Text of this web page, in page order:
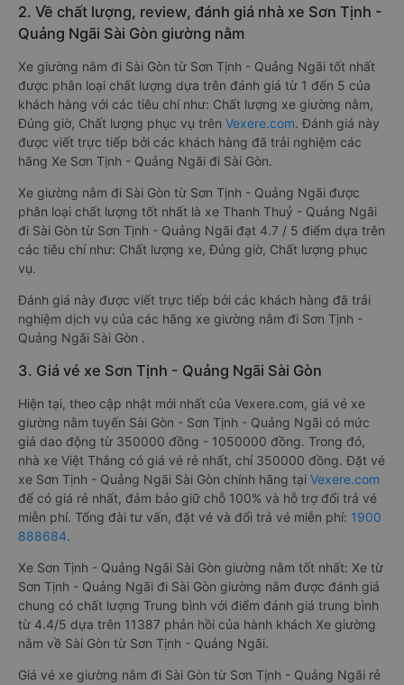
2. Về chất lượng, review, đánh giá nhà xe Sơn Tịnh -
Quảng Ngãi Sài Gòn giường nằm
Xe giường nằm đi Sài Gòn từ Sơn Tịnh - Quảng Ngãi tốt nhất
được phân loại chất lượng dựa trên đánh giá từ 1 đến 5 của
khách hàng với các tiêu chí như: Chất lượng xe giường nằm,
Đúng giờ, Chất lượng phục vụ trên Vexere.com. Đánh giá này
được viết trực tiếp bởi các khách hàng đã trải nghiệm các
hãng Xe Sơn Tịnh - Quảng Ngãi đi Sài Gòn.
Xe giường nằm đi Sài Gòn từ Sơn Tịnh - Quảng Ngãi được
phân loại chất lượng tốt nhất là xe Thanh Thuỷ - Quảng Ngãi
đi Sài Gòn từ Sơn Tịnh - Quảng Ngãi đạt 4.7 / 5 điểm dựa trên
các tiêu chí như: Chất lượng xe, Đúng giờ, Chất lượng phục
vụ.
Đánh giá này được viết trực tiếp bởi các khách hàng đã trải
nghiệm dịch vụ của các hãng xe giường nằm đi Sơn Tịnh -
Quảng Ngãi Sài Gòn .
3. Giá vé xe Sơn Tịnh - Quảng Ngãi Sài Gòn
Hiện tại, theo cập nhật mới nhất của Vexere.com, giá vé xe
giường nằm tuyến Sài Gòn - Sơn Tịnh - Quảng Ngãi có mức
giá dao động từ 350000 đồng - 1050000 đồng. Trong đó,
nhà xe Việt Thắng có giá vé rẻ nhất, chỉ 350000 đồng. Đặt vé
xe Sơn Tịnh - Quảng Ngãi Sài Gòn chính hãng tại Vexere.com
để có giá rẻ nhất, đảm bảo giữ chỗ 100% và hỗ trợ đổi trả vé
miễn phí. Tổng đài tư vấn, đặt vé và đổi trả vé miễn phí: 1900
888684.
Xe Sơn Tịnh - Quảng Ngãi Sài Gòn giường nằm tốt nhất: Xe từ
Sơn Tịnh - Quảng Ngãi đi Sài Gòn giường nằm được đánh giá
chung có chất lượng Trung bình với điểm đánh giá trung bình
từ 4.4/5 dựa trên 11387 phản hồi của hành khách Xe giường
nằm về Sài Gòn từ Sơn Tịnh - Quảng Ngãi.
Giá vé xe giường nằm đi Sài Gòn từ Sơn Tịnh - Quảng Ngãi rẻ